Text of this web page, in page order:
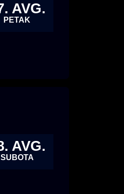
AVG.
PETAK
AVG.
SUBOTA